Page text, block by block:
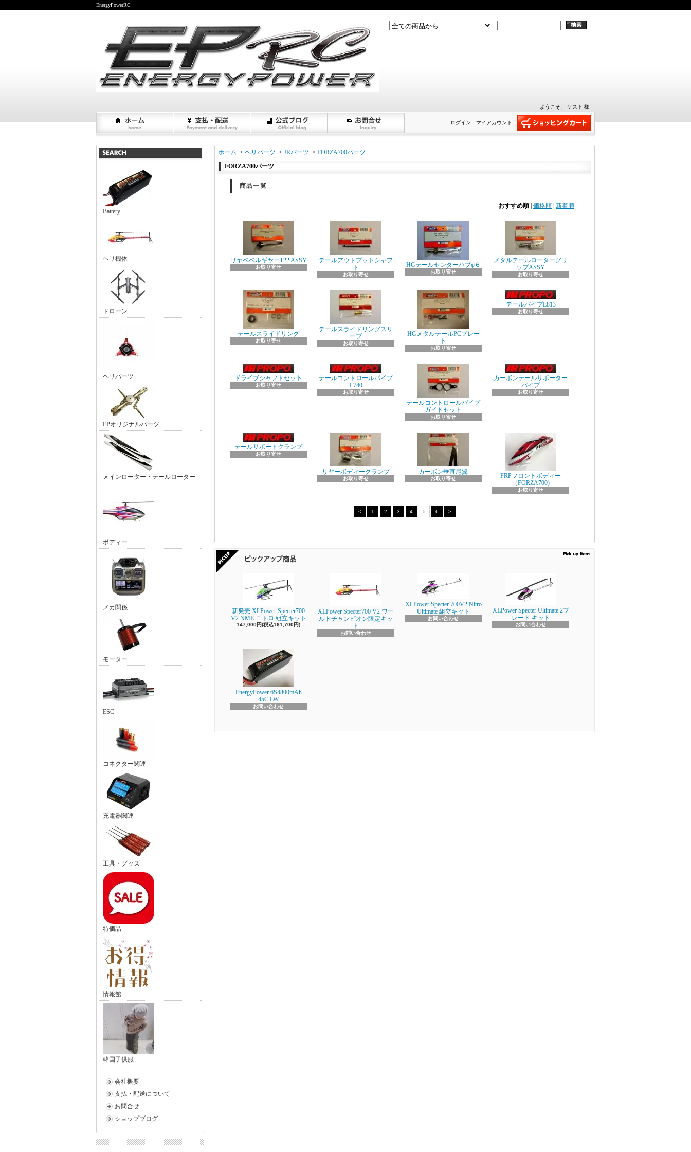
EnergyPowerRC
ようこそ、 ゲスト 様
マイアカウント
ログイン
Battery
ヘリ機体
ドローン
ヘリパーツ
EPオリジナルパーツ
メインローター・テールローター
ボディー
メカ関係
モーター
ESC
コネクター関連
充電器関連
工具・グッズ
特価品
情報館
韓国子供服
会社概要
支払・配送について
お問合せ
ショップブログ
ホーム > ヘリパーツ > JRパーツ > FORZA700パーツ
FORZA700パーツ
商品一覧
おすすめ順 価格順 新着順
リヤベベルギヤーT22 ASSY
お取り寄せ
テールアウトプットシャフ
ト
お取り寄せ
HGテールセンターハブφ６
お取り寄せ
メタルテールローターグリ
ップASSY
お取り寄せ
テールスライドリング
お取り寄せ
テールスライドリングスリ
ーブ
お取り寄せ
HGメタルテールPCプレー
ト
お取り寄せ
テールパイプL813
お取り寄せ
ドライブシャフトセット
お取り寄せ
テールコントロールパイプ
L740
お取り寄せ
テールコントロールパイプ
ガイドセット
お取り寄せ
カーボンテールサポーター
パイプ
お取り寄せ
テールサポートクランプ
お取り寄せ
リヤーボディークランプ
お取り寄せ
カーボン垂直尾翼
お取り寄せ
FRPフロントボディー
（FORZA700)
お取り寄せ
< 1 2 3 4 5 6 >
新発売 XLPower Specter700
V2 NME ニトロ 組立キット
147,000円(税込161,700円)
XLPower Specter700 V2 ワー
ルドチャンピオン限定キッ
ト
お問い合わせ
XLPower Specter 700V2 Nitro
Ultimate 組立キット
お問い合わせ
XLPower Specter Ultimate 2ブ
レード キット
お問い合わせ
EnergyPower 6S4800mAh
45C LW
お問い合わせ